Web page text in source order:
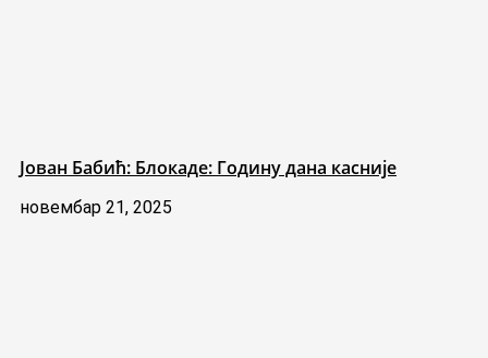
Јован Бабић: Блокаде: Годину дана касније
новембар 21, 2025